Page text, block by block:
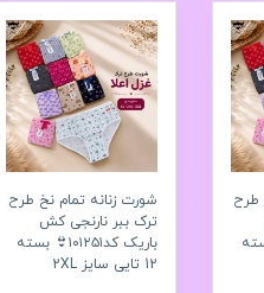
طرح
بسته
شورت زنانه تمام نخ طرح
ترک ببر نارنجی کش
باریک کد۱۰۱۲۵۱👙 بسته
12 تایی سایز 2XL